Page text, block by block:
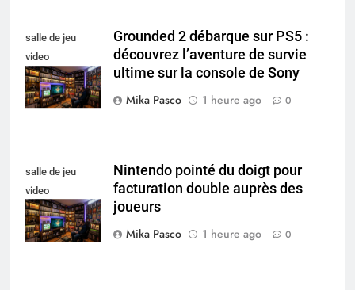
salle de jeu
video
collectionneur
Grounded 2 débarque sur PS5 :
découvrez l’aventure de survie
ultime sur la console de Sony
Mika Pasco
1 heure ago 0
salle de jeu
video
collectionneur
Nintendo pointé du doigt pour
facturation double auprès des
joueurs
Mika Pasco
1 heure ago 0